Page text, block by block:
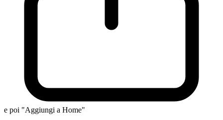
e poi "Aggiungi a Home"